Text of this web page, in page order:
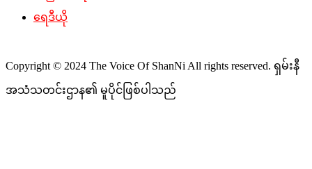
ရေဒီယို
Copyright © 2024 The Voice Of ShanNi All rights reserved. ရှမ်းနီ
အသံသတင်းဌာန၏ မူပိုင်ဖြစ်ပါသည်